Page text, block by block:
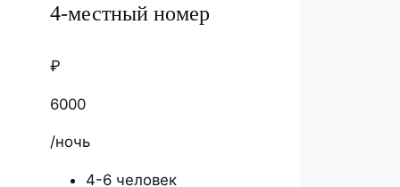
4-местный номер
₽
6000
/ночь
4-6 человек